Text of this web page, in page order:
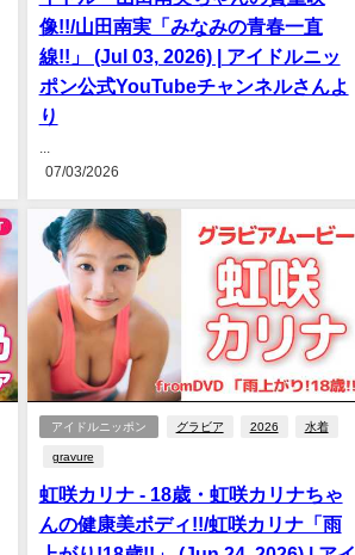
像!!/山田南実「みなみの青春一直
線!!」 (Jul 03, 2026) | アイドルニッ
ポン公式YouTubeチャンネルさんよ
り
07/03/2026
アイドルニッポン グラビア 2026 水着
gravure
虹咲カリナ - 18歳・虹咲カリナちゃ
んの健康美ボディ!!/虹咲カリナ「雨